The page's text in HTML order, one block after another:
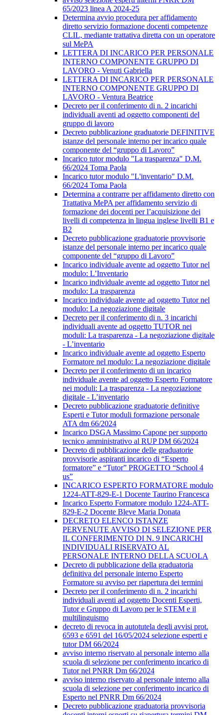
65/2023 linea A 2024-25
Determina avvio procedura per affidamento
diretto servizio formazione docenti competenze
CLIL, mediante trattativa diretta con un operatore
sul MePA
LETTERA DI INCARICO PER PERSONALE
INTERNO COMPONENTE GRUPPO DI
LAVORO - Venuti Gabriella
LETTERA DI INCARICO PER PERSONALE
INTERNO COMPONENTE GRUPPO DI
LAVORO - Ventura Beatrice
Decreto per il conferimento di n. 2 incarichi
individuali aventi ad oggetto componenti del
gruppo di lavoro
Decreto pubblicazione graduatorie DEFINITIVE
istanze del personale interno per incarico quale
componente del “gruppo di Lavoro”
Incarico tutor modulo "La trasparenza" D.M.
66/2024 Toma Paola
Incarico tutor modulo "L'inventario" D.M.
66/2024 Toma Paola
Determina a contrarre per affidamento diretto con
Trattativa MePA per affidamento servizio di
formazione dei docenti per l’acquisizione dei
livelli di competenza in lingua inglese livelli B1 e
B2
Decreto pubblicazione graduatorie provvisorie
istanze del personale interno per incarico quale
componente del “gruppo di Lavoro”
Incarico individuale avente ad oggetto Tutor nel
modulo: L’Inventario
Incarico individuale avente ad oggetto Tutor nel
modulo: La trasparenza
Incarico individuale avente ad oggetto Tutor nel
modulo: La negoziazione digitale
Decreto per il conferimento di n. 3 incarichi
individuali avente ad oggetto TUTOR nei
moduli: La trasparenza - La negoziazione digitale
- L’inventario
Incarico individuale avente ad oggetto Esperto
Formatore nel modulo: La negoziazione digitale
Decreto per il conferimento di un incarico
individuale avente ad oggetto Esperto Formatore
nei moduli: La trasparenza - La negoziazione
digitale - L’inventario
Decreto pubblicazione graduatorie definitive
Esperti e Tutor moduli formazione personale
ATA dm 66/2024
Incarico DSGA Massimo Capone per supporto
tecnico amministrativo al RUP DM 66/2024
Decreto di pubblicazione delle graduatorie
provvisorie aspiranti incarico di “Esperto
formatore” e “Tutor” PROGETTO “School 4
us”
INCARICO ESPERTO FORMATORE modulo
1224-ATT-829-E-1 Docente Taurino Francesca
Incarico Esperto Formatore modulo 1224-ATT-
829-E-2 Docente Bleve Maria Donata
DECRETO ELENCO ISTANZE
PERVENUTE AVVISO DI SELEZIONE PER
IL CONFERIMENTO DI N. 9 INCARICHI
INDIVIDUALI RISERVATO AL
PERSONALE INTERNO DELLA SCUOLA
Decreto di pubblicazione della graduatoria
definitiva del personale interno Esperto
Formatore su avviso per riapertura dei termini
Decreto per il conferimento di n. 2 incarichi
individuali aventi ad oggetto Docenti Esperti,
Tutor e Gruppo di Lavoro per le STEM e il
multilinguismo
decreto di revoca in autotutela degli avvisi prot.
6593 e 6591 del 16/05/2024 selezione esperti e
tutor DM 66/2024
avviso interno riservato al personale interno alla
scuola di selezione per conferimento incarico di
Tutor nel PNRR Dm 66/2024
avviso interno riservato al personale interno alla
scuola di selezione per conferimento incarico di
Esperto nel PNRR Dm 66/2024
Decreto pubblicazione graduatoria provvisoria